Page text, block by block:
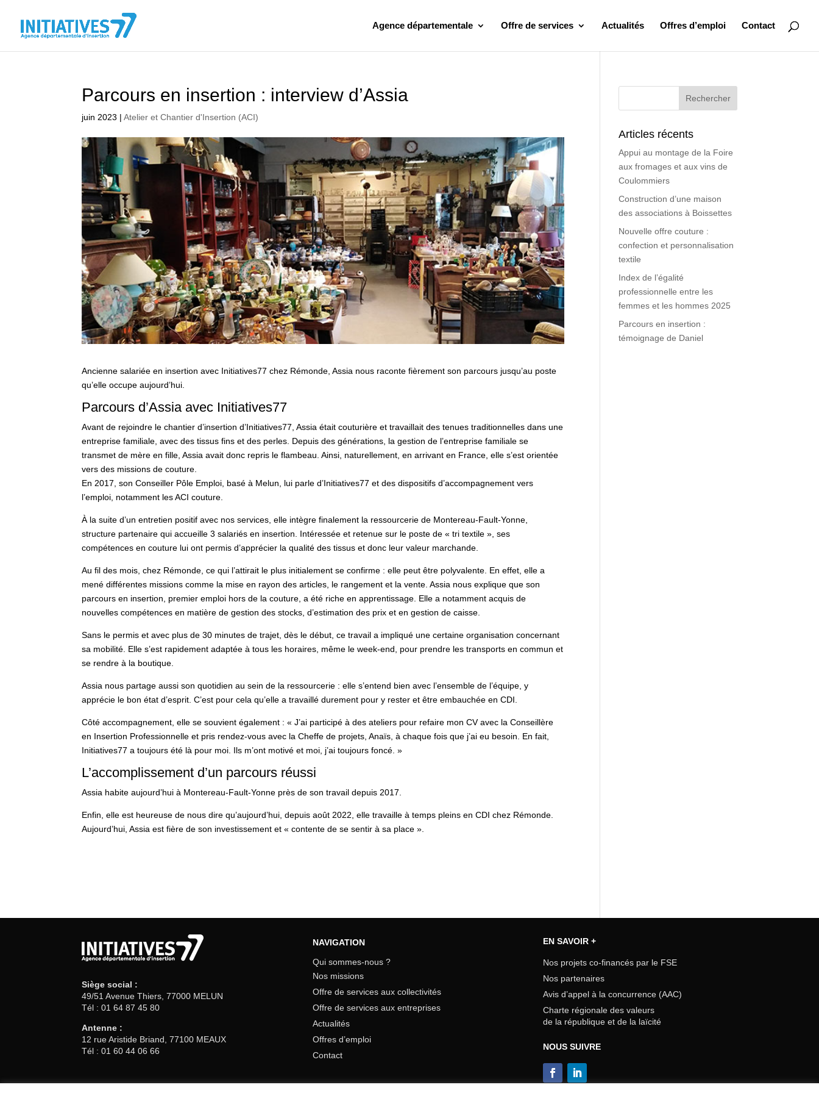
Agence départementale Offre de services Actualités Offres d’emploi Contact
Parcours en insertion : interview d’Assia
juin 2023 |Atelier et Chantier d'Insertion (ACI)
Ancienne salariée en insertion avec Initiatives77 chez Rémonde, Assia nous raconte fièrement son parcours jusqu’au poste
qu’elle occupe aujourd’hui.
Parcours d’Assia avec Initiatives77
Avant de rejoindre le chantier d’insertion d’Initiatives77, Assia était couturière et travaillait des tenues traditionnelles dans une
entreprise familiale, avec des tissus fins et des perles. Depuis des générations, la gestion de l’entreprise familiale se
transmet de mère en fille, Assia avait donc repris le flambeau. Ainsi, naturellement, en arrivant en France, elle s’est orientée
vers des missions de couture.
En 2017, son Conseiller Pôle Emploi, basé à Melun, lui parle d’Initiatives77 et des dispositifs d’accompagnement vers
l’emploi, notamment les ACI couture.
À la suite d’un entretien positif avec nos services, elle intègre finalement la ressourcerie de Montereau-Fault-Yonne,
structure partenaire qui accueille 3 salariés en insertion. Intéressée et retenue sur le poste de « tri textile », ses
compétences en couture lui ont permis d’apprécier la qualité des tissus et donc leur valeur marchande.
Au fil des mois, chez Rémonde, ce qui l’attirait le plus initialement se confirme : elle peut être polyvalente. En effet, elle a
mené différentes missions comme la mise en rayon des articles, le rangement et la vente. Assia nous explique que son
parcours en insertion, premier emploi hors de la couture, a été riche en apprentissage. Elle a notamment acquis de
nouvelles compétences en matière de gestion des stocks, d’estimation des prix et en gestion de caisse.
Sans le permis et avec plus de 30 minutes de trajet, dès le début, ce travail a impliqué une certaine organisation concernant
sa mobilité. Elle s’est rapidement adaptée à tous les horaires, même le week-end, pour prendre les transports en commun et
se rendre à la boutique.
Assia nous partage aussi son quotidien au sein de la ressourcerie : elle s’entend bien avec l’ensemble de l’équipe, y
apprécie le bon état d’esprit. C’est pour cela qu’elle a travaillé durement pour y rester et être embauchée en CDI.
Côté accompagnement, elle se souvient également : « J’ai participé à des ateliers pour refaire mon CV avec la Conseillère
en Insertion Professionnelle et pris rendez-vous avec la Cheffe de projets, Anaïs, à chaque fois que j’ai eu besoin. En fait,
Initiatives77 a toujours été là pour moi. Ils m’ont motivé et moi, j’ai toujours foncé. »
L’accomplissement d’un parcours réussi
Assia habite aujourd’hui à Montereau-Fault-Yonne près de son travail depuis 2017.
Enfin, elle est heureuse de nous dire qu’aujourd’hui, depuis août 2022, elle travaille à temps pleins en CDI chez Rémonde.
Aujourd’hui, Assia est fière de son investissement et « contente de se sentir à sa place ».
Articles récents
Appui au montage de la Foire
aux fromages et aux vins de
Coulommiers
Construction d’une maison
des associations à Boissettes
Nouvelle offre couture :
confection et personnalisation
textile
Index de l’égalité
professionnelle entre les
femmes et les hommes 2025
Parcours en insertion :
témoignage de Daniel
Siège social :
49/51 Avenue Thiers, 77000 MELUN
Tél : 01 64 87 45 80
Antenne :
12 rue Aristide Briand, 77100 MEAUX
Tél : 01 60 44 06 66
NAVIGATION
Qui sommes-nous ?
Nos missions
Offre de services aux collectivités
Offre de services aux entreprises
Actualités
Offres d’emploi
Contact
EN SAVOIR +
Nos projets co-financés par le FSE
Nos partenaires
Avis d’appel à la concurrence (AAC)
Charte régionale des valeurs
de la république et de la laïcité
NOUS SUIVRE